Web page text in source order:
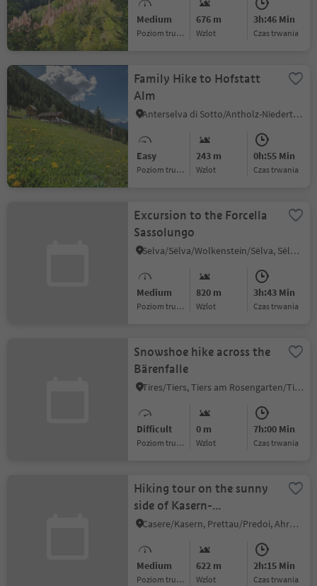
Medium
Poziom trudności
676 m
Wzlot
3h:46 Min
czas trwania
Family Hike to Hofstatt
Alm
Anterselva di Sotto/Antholz-Niedertal, Rasen-Antholz/Rasun Anterselva, Dolomites Region Kronplatz/Plan de Corones
Easy
Poziom trudności
243 m
Wzlot
0h:55 Min
czas trwania
Excursion to the Forcella
Sassolungo
Selva/Sëlva/Wolkenstein/Sëlva, Sëlva/Selva di Val Gardena, Dolomites Region Val Gardena
Medium
Poziom trudności
820 m
Wzlot
3h:43 Min
czas trwania
Snowshoe hike across the
Bärenfalle
Tires/Tiers, Tiers am Rosengarten/Tires al Catinaccio, Dolomites Region Seiser Alm
Difficult
Poziom trudności
0 m
Wzlot
7h:00 Min
czas trwania
Hiking tour on the sunny
side of Kasern-
Prettau/Casere-Predoi
Casere/Kasern, Prettau/Predoi, Ahrntal/Valle Aurina
Medium
Poziom trudności
622 m
Wzlot
2h:15 Min
czas trwania